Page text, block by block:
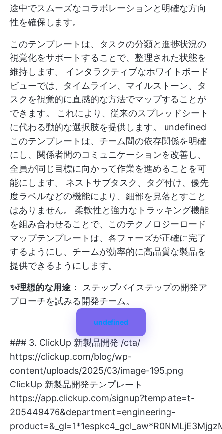
途中でスムーズなコラボレーションと明確な方向
性を確保します。
このテンプレートは、タスクの分類と進捗状況の
視覚化をサポートすることで、整理された状態を
維持します。 インタラクティブなホワイトボード
ビューでは、タイムライン、マイルストーン、タ
スクを視覚的に直感的な方法でマップすることが
できます。 これにより、従来のスプレッドシート
に代わる動的な選択肢を提供します。 undefined
このテンプレートは、チーム間の依存関係を明確
にし、関係者間のコミュニケーションを改善し、
全員が同じ目標に向かって作業を進めることを可
能にします。 ネストサブタスク、タグ付け、優先
度ラベルなどの機能により、細部を見落とすこと
はありません。 柔軟性と強力なトラッキング機能
を組み合わせることで、このテクノロジーロード
マップテンプレートは、各フェーズが正確に完了
するようにし、チームが効率的に高品質な製品を
提供できるようにします。
✨理想的な用途：
ステップバイステップの開発ア
プローチを試みる開発チーム。
undefined
### 3. ClickUp 新製品開発 /cta/
https://clickup.com/blog/wp-
content/uploads/2025/03/image-195.png
ClickUp 新製品開発テンプレート
https://app.clickup.com/signup?template=t-
205449476&department=engineering-